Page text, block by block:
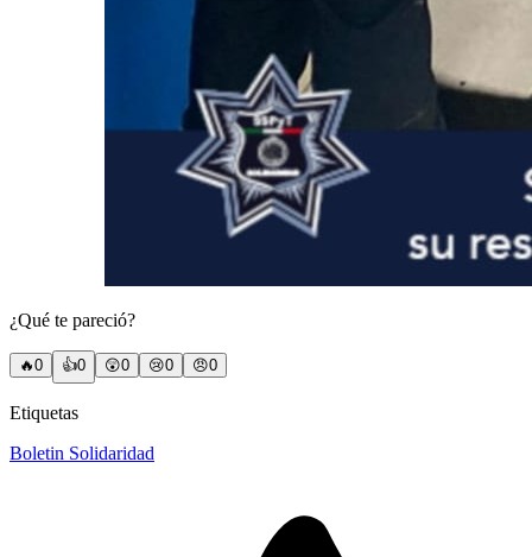
¿Qué te pareció?
🔥0 👍0 😲0 😢0 😠0
Etiquetas
Boletin Solidaridad